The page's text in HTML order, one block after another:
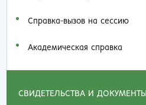
Справка-вызов на сессию
Академическая справка
СВИДЕТЕЛЬСТВА И ДОКУМЕНТЫ